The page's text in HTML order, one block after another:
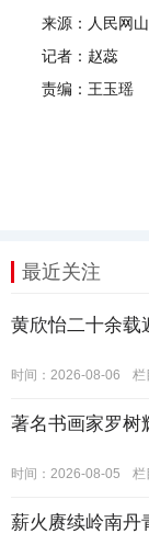
来源：人民网
记者：赵蕊
责编：王玉瑶
最近关注
黄欣怡二十余载
时间：2026-08-06 栏
著名书画家罗树
时间：2026-08-05 栏
薪火赓续岭南丹